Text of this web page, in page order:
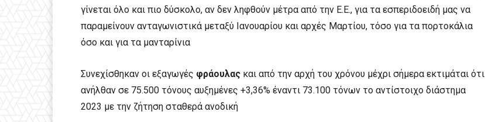
γίνεται όλο και πιο δύσκολο, αν δεν ληφθούν μέτρα από την Ε.Ε., για τα εσπεριδοειδή μας να
παραμείνουν ανταγωνιστικά μεταξύ Ιανουαρίου και αρχές Μαρτίου, τόσο για τα πορτοκάλια
όσο και για τα μανταρίνια
Συνεχίσθηκαν οι εξαγωγές φράουλας και από την αρχή του χρόνου μέχρι σήμερα εκτιμάται ότι
ανήλθαν σε 75.500 τόνους αυξημένες +3,36% έναντι 73.100 τόνων το αντίστοιχο διάστημα
2023 με την ζήτηση σταθερά ανοδική